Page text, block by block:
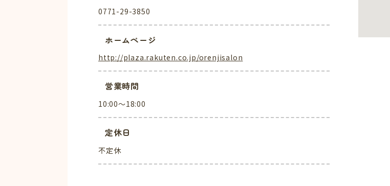
0771-29-3850
ホームページ
http://plaza.rakuten.co.jp/orenjisalon
営業時間
10:00～18:00
定休日
不定休